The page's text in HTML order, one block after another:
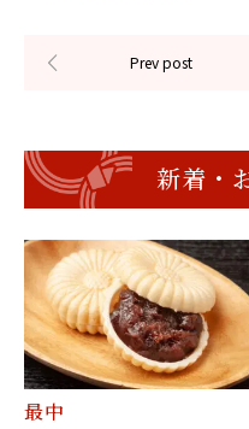
新着・
最中